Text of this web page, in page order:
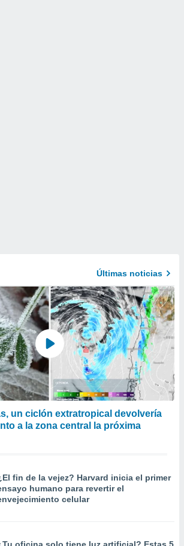
Últimas noticias
un ciclón extratropical devolvería
a la zona central la próxima
fin de la vejez? Harvard inicia el primer
humano para revertir el
celular